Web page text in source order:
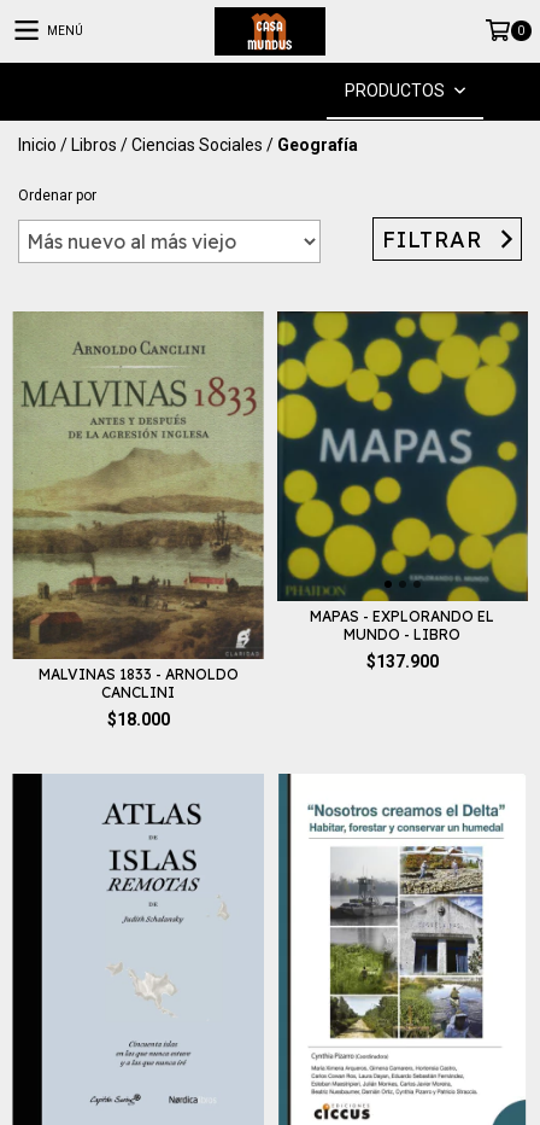
MENÚ 0
PRODUCTOS
Inicio / Libros /Ciencias Sociales / Geografía
Ordenar por
FILTRAR
MALVINAS 1833 - ARNOLDO
CANCLINI
$18.000
MAPAS - EXPLORANDO EL
MUNDO - LIBRO
$137.900